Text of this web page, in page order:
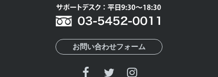
お問い合わせフォーム